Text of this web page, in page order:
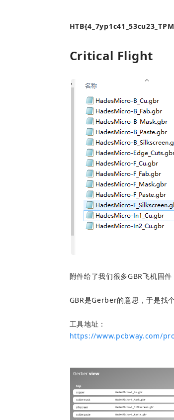
Critical Flight
附件给了我们很多GBR飞机固
GBR是Gerber的意思，于是找
https://www.pcbway.com/